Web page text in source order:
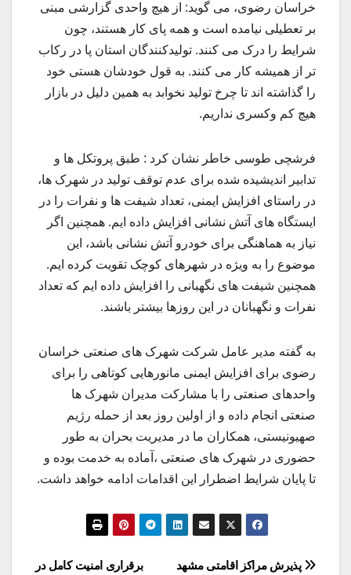
خراسان رضوی، می گوید: از هیچ واحدی گزارشی مبنی
بر تعطیلی نیامده است و همه پای کار هستند، چون
شرایط را درک می کنند. تولیدکنندگان استان پا در رکاب
تر از همیشه کار می کنند. به قول خودشان هستی خود
را گذاشته اند تا چرخ تولید نخوابد به همین دلیل در بازار
هیچ کم وکسری نداریم.
فرشچی طوسی خاطر نشان کرد : طبق پروتکل ها و
تدابیر اندیشیده شده برای عدم توقف تولید در شهرک ها،
در راستای افزایش ایمنی، تعداد شیفت ها و نفرات را در
ایستگاه های آتش نشانی افزایش داده ایم. همچنین اگر
نیاز به هماهنگی برای خودرو آتش نشانی باشد، این
موضوع را به ویژه در شهرهای کوچک تقویت کرده ایم.
همچنین شیفت های نگهبانی را افزایش داده ایم که تعداد
نفرات و نگهبانان در این روزها بیشتر باشند.
به گفته مدیر عامل شرکت شهرک های صنعتی خراسان
رضوی برای افزایش ایمنی مانورهایی کوتاهی را برای
واحد‌های صنعتی را با مشارکت مدیران شهرک ها
صنعتی انجام داده و از اولین روز بعد از حمله رژیم
صهیونیستی، همکاران ما در مدیریت بحران به طور
حضوری در شهرک های صنعتی ،آماده به خدمت بوده و
تا پایان شرایط اضطرار این اقدامات ادامه خواهد داشت.
برقراری امنیت کامل در
پذیرش مراکز اقامتی مشهد